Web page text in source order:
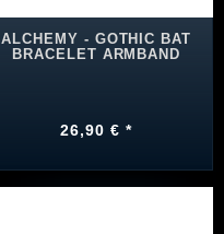
ALCHEMY - GOTHIC BAT
BRACELET ARMBAND
26,90 € *